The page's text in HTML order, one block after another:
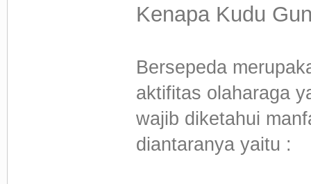
Kenapa Kudu
Bersepeda
aktifitas olaharaga
wajib diketahui
diantaranya yaitu :